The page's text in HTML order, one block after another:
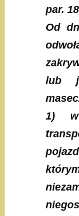
par.
Od
lub
1) w